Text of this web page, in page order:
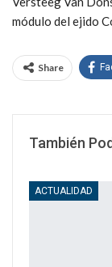
módulo del ejido
Share
También
ACTUALIDAD